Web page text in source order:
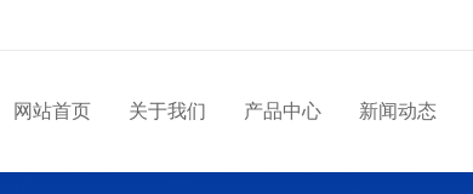
网站首页 关于我们 产品中心 新闻动态